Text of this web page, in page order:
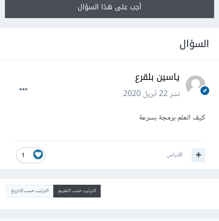
أجب على هذا السؤال
السؤال
ياسين بلقرع
نشر22 أبريل 2020
كيف اتعلم برمجة بسرعة
1 اقتباس
الترتيب حسب التقييم الترتيب حسب التاريخ